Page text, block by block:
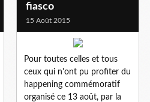
fiasco
15 Août 2015
Pour toutes celles et tous
ceux qui n'ont pu profiter du
happening commémoratif
organisé ce 13 août, par la